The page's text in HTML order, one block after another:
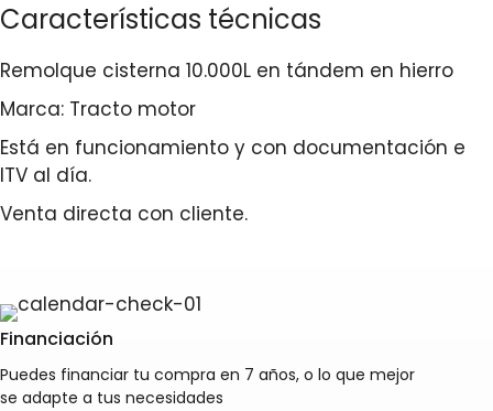
Características técnicas
Remolque cisterna 10.000L en tándem en hierro
Marca: Tracto motor
Está en funcionamiento y con documentación e
ITV al día.
Venta directa con cliente.
Financiación
Puedes financiar tu compra en 7 años, o lo que mejor
se adapte a tus necesidades